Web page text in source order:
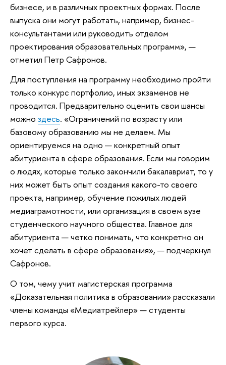
бизнесе, и в различных проектных формах. После
выпуска они могут работать, например, бизнес-
консультантами или руководить отделом
проектирования образовательных программ», —
отметил Петр Сафронов.
Для поступления на программу необходимо пройти
только конкурс портфолио, иных экзаменов не
проводится. Предварительно оценить свои шансы
можно здесь. «Ограничений по возрасту или
базовому образованию мы не делаем. Мы
ориентируемся на одно — конкретный опыт
абитуриента в сфере образования. Если мы говорим
о людях, которые только закончили бакалавриат, то у
них может быть опыт создания какого-то своего
проекта, например, обучение пожилых людей
медиаграмотности, или организация в своем вузе
студенческого научного общества. Главное для
абитуриента — четко понимать, что конкретно он
хочет сделать в сфере образования», — подчеркнул
Сафронов.
О том, чему учит магистерская программа
«Доказательная политика в образовании» рассказали
члены команды «Медиатрейлер» — студенты
первого курса.